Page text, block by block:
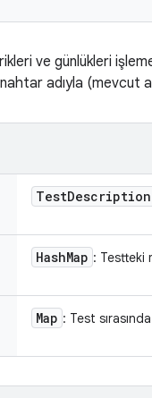
ve günlükleri
adıyla (mevcut
TestDescription
HashMap : Testteki
Map : Test